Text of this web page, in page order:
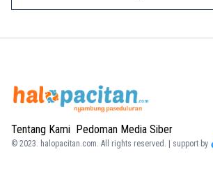
Tentang Kami Pedoman Media Siber
© 2023. halopacitan.com. All rights reserved. | support by